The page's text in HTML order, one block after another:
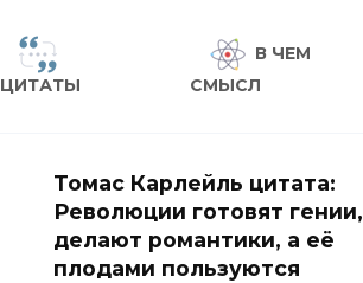
ЦИТАТЫ
В ЧЕМ
СМЫСЛ
Томас Карлейль цитата:
Революции готовят гении,
делают романтики, а её
плодами пользуются